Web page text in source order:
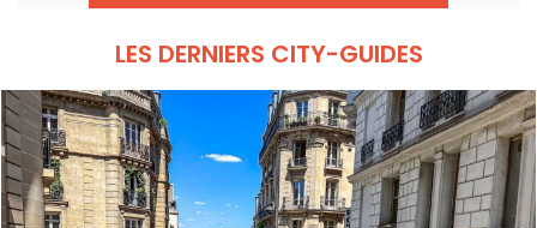
LES DERNIERS CITY-GUIDES